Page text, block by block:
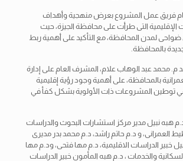
فريق عمل المشروع بعرض منهجية وأهداف
الإقليمية التى طرأت على محافظة الجيزة، حيث
ضواحى لمدن المحافظة، مع التأكيد على أهمية ربط
بالمحافظة.
م. محمد عبد الوهاب علام، المشرف العام على إدارة
بالمحافظة، على أهمية وجود رؤية إقليمية
توطين المشروعات ذات الأولوية بشكل كفأ في
هبه نبيل مدير مركز استشارات البحوث والدراسات
العمرانى، و د.م حاتم راشد، د.م محمد بدر مديرى
خبير الدراسات الاقليمية، د.م مها فتحى، ود.م مها
والخدمات ، د.م هبه المأمون خبير الدراسات